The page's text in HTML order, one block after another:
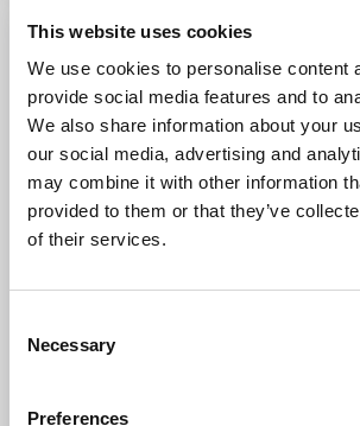
This website uses cookies
We use cookies to personalise content
provide social media features and to
We also share information about your
our social media, advertising and
may combine it with other information
provided to them or that they’ve
of their services.
Selection
Necessary
Preferences
Naven Outdoor
Kajakken in de archipel van het
Experience kun je deelnemen aan